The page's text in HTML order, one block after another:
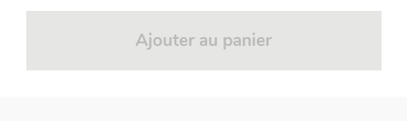
Ajouter au panier